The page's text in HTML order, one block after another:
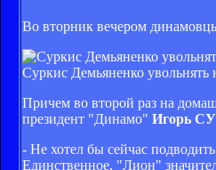
Во вторник вечером
Суркис Демьяненко увольнять
Причем во второй раз на
президент "Динамо" Игорь
- Не хотел бы сейчас
Единственное, "Лион"